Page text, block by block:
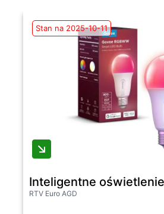
Stan na 2025-10-11
Inteligentne
RTV Euro AGD